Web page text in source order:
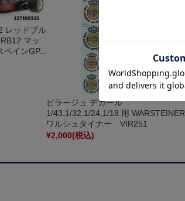
レッドブル
マッ
インGP...
ビラージュ デカール
1/43,1/32,1/24,1/18 用 WARSTEINER
ワルシュタイナー VIR251
¥2,000(税込)